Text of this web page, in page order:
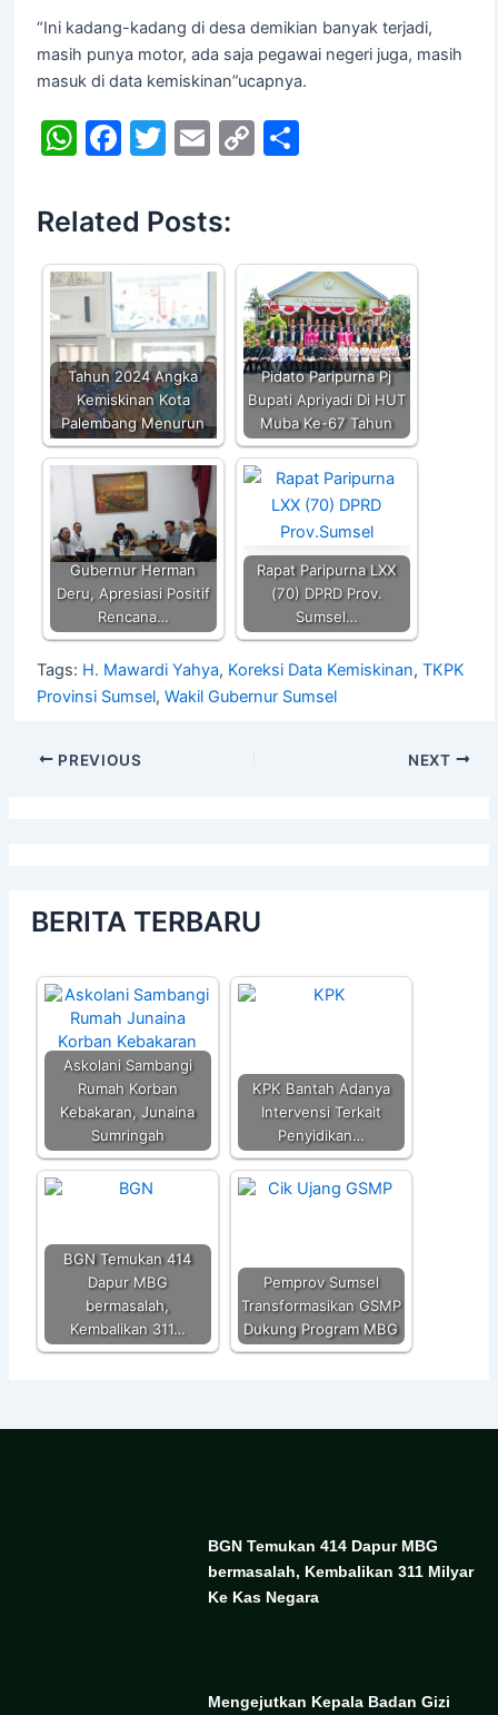
“Ini kadang-kadang di desa demikian banyak terjadi,
masih punya motor, ada saja pegawai negeri juga, masih
masuk di data kemiskinan”ucapnya.
W
at
s
A
p
p
F
c
e
b
o
o
k
T
itt
er
E
ai
l
C
Li
n
k
S
Related Posts:
Tahun 2024 Angka
Kemiskinan Kota
Palembang Menurun
Pidato Paripurna Pj
Bupati Apriyadi Di HUT
Muba Ke-67 Tahun
Gubernur Herman
Deru, Apresiasi Positif
Rencana…
Rapat Paripurna LXX
(70) DPRD Prov.
Sumsel…
Tags: H. Mawardi Yahya, Koreksi Data Kemiskinan, TKPK
Provinsi Sumsel, Wakil Gubernur Sumsel
PREVIOUS NEXT
BERITA TERBARU
Askolani Sambangi
Rumah Korban
Kebakaran, Junaina
Sumringah
KPK Bantah Adanya
Intervensi Terkait
Penyidikan…
BGN Temukan 414
Dapur MBG
bermasalah,
Kembalikan 311…
Pemprov Sumsel
Transformasikan GSMP
Dukung Program MBG
BGN Temukan 414 Dapur MBG
bermasalah, Kembalikan 311 Milyar
Ke Kas Negara
Mengejutkan Kepala Badan Gizi